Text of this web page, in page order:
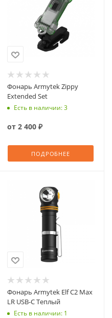
Фонарь Armytek Zippy
Extended Set
Есть в наличии: 3
от 2 400 ₽
ПОДРОБНЕЕ
Фонарь Armytek Elf C2 Max
LR USB-C Теплый
Есть в наличии: 1